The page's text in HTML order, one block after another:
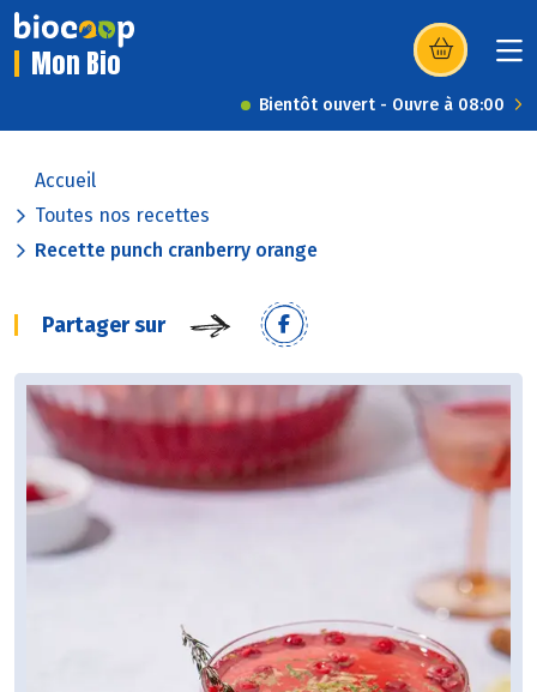
Mon Bio (s’ouvre dans
Bientôt ouvert - Ouvre à 08:00
Accueil
Toutes nos recettes
Recette punch cranberry orange
Partager sur